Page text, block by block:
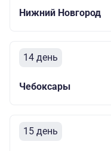
Нижний Новгород
14 день
Чебоксары
15 день